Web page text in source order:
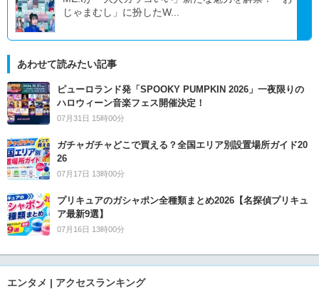
じゃまむし」に扮したW...
あわせて読みたい記事
ピューロランド発「SPOOKY PUMPKIN 2026」一夜限りの
ハロウィーン音楽フェス開催決定！
07月31日 15時00分
ガチャガチャどこで買える？全国エリア別設置場所ガイド20
26
07月17日 13時00分
プリキュアのガシャポン全種類まとめ2026【名探偵プリキュ
ア最新9選】
07月16日 13時00分
エンタメ | アクセスランキング